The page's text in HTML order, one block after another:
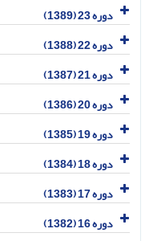
دوره 23 (1389)
دوره 22 (1388)
دوره 21 (1387)
دوره 20 (1386)
دوره 19 (1385)
دوره 18 (1384)
دوره 17 (1383)
دوره 16 (1382)